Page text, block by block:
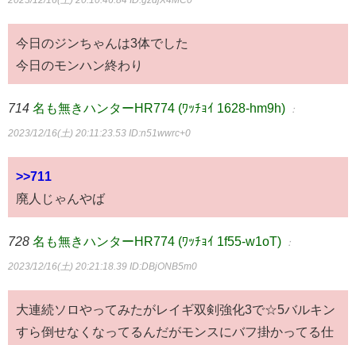
今日のジンちゃんは3体でした
今日のモンハン終わり
714 名も無きハンターHR774 (ﾜｯﾁｮｲ 1628-hm9h) ：
2023/12/16(土) 20:11:23.53 ID:n51wwrc+0
>>711
廃人じゃんやば
728 名も無きハンターHR774 (ﾜｯﾁｮｲ 1f55-w1oT) ：
2023/12/16(土) 20:21:18.39 ID:DBjONB5m0
大連続ソロやってみたがレイギ双剣強化3で☆5バルキン
すら倒せなくなってるんだがモンスにバフ掛かってる仕